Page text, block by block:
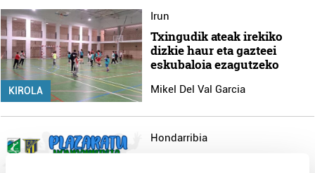
KIROLA
Irun
Txingudik ateak irekiko
dizkie haur eta gazteei
eskubaloia ezagutzeko
Mikel Del Val Garcia
Hondarribia